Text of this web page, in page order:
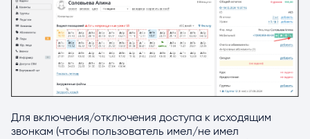
Для включения/отключения доступа к исходящим
звонкам (чтобы пользователь имел/не имел